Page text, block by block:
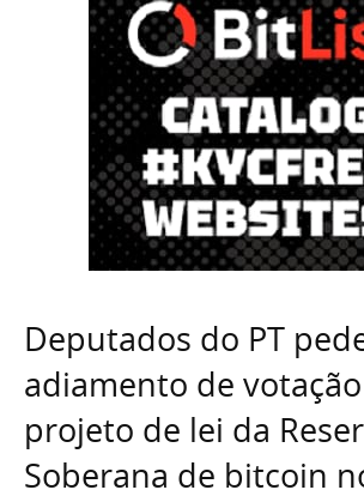
Deputados do PT
adiamento de
projeto de lei da
Soberana de bitcoin